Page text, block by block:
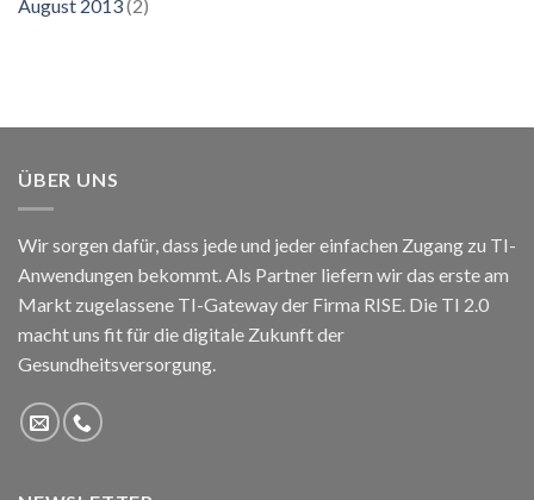
August 2013(2)
ÜBER UNS
Wir sorgen dafür, dass jede und jeder einfachen Zugang zu TI-
Anwendungen bekommt. Als Partner liefern wir das erste am
Markt zugelassene TI-Gateway der Firma RISE. Die TI 2.0
macht uns fit für die digitale Zukunft der
Gesundheitsversorgung.